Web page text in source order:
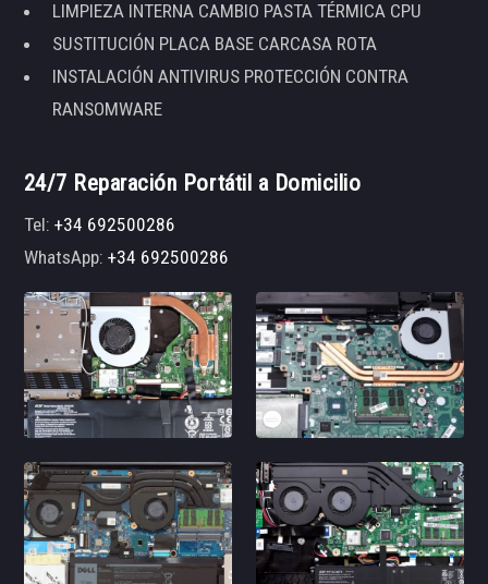
LIMPIEZA INTERNA CAMBIO PASTA TÉRMICA CPU
SUSTITUCIÓN PLACA BASE CARCASA ROTA
INSTALACIÓN ANTIVIRUS PROTECCIÓN CONTRA
RANSOMWARE
24/7 Reparación Portátil a Domicilio
Tel:+34 692500286
WhatsApp:+34 692500286